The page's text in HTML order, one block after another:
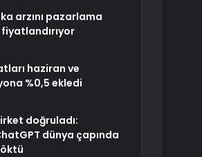
arzını pazarlama
fiyatlandırıyor
haziran ve
%0,5 ekledi
doğruladı:
dünya çapında